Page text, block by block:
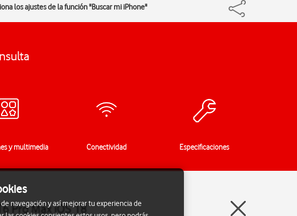
los ajustes de la función "Buscar mi iPhone"
y multimedia Conectividad Especificaciones
Pro Max iOS 18
navegación y así mejorar tu experiencia de